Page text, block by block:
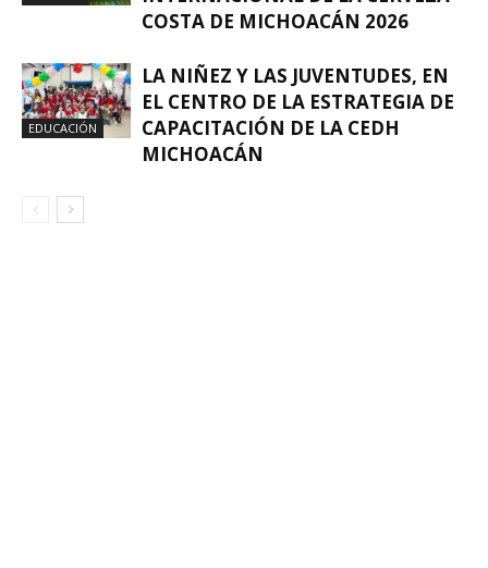
COSTA DE MICHOACÁN 2026
EDUCACIÓN
LA NIÑEZ Y LAS JUVENTUDES, EN
EL CENTRO DE LA ESTRATEGIA DE
CAPACITACIÓN DE LA CEDH
MICHOACÁN